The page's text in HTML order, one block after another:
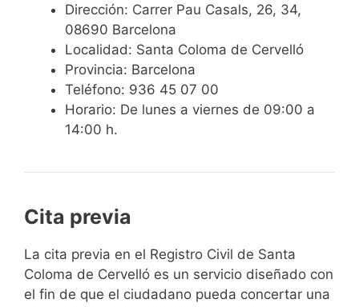
Dirección: Carrer Pau Casals, 26, 34,
08690 Barcelona
Localidad: Santa Coloma de Cervelló
Provincia: Barcelona
Teléfono: 936 45 07 00
Horario: De lunes a viernes de 09:00 a
14:00 h.
Cita previa
​​​​​​​​​​​​​​​​​​​​​​​​​​​​La cita previa en el Registro Civil de Santa
Coloma de Cervelló es un servicio diseñado con
el fin de que el ciudadano pueda concertar una